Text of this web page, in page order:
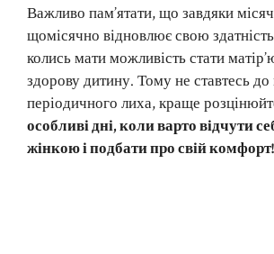
Важливо пам’ятати, що завдяки
щомісячно відновлює свою
колись мати можливість стати
здорову дитину. Тому не ставтесь
періодичного лиха, краще
особливі дні, коли варто відчути
жінкою і подбати про свій комфорт!